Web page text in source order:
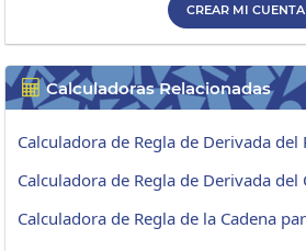
CREAR MI CUENTA
 Calculadoras Relacionadas
Calculadora de Regla de Derivada del
Calculadora de Regla de Derivada del
Calculadora de Regla de la Cadena